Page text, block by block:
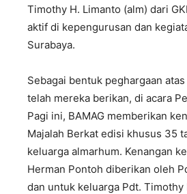
Timothy H. Limanto (alm) dari
aktif di kepengurusan dan
Surabaya.
Sebagai bentuk peghargaan
telah mereka berikan, di acara
Pagi ini, BAMAG memberikan
Majalah Berkat edisi khusus 35
keluarga almarhum. Kenangan
Herman Pontoh diberikan oleh
dan untuk keluarga Pdt. Timothy